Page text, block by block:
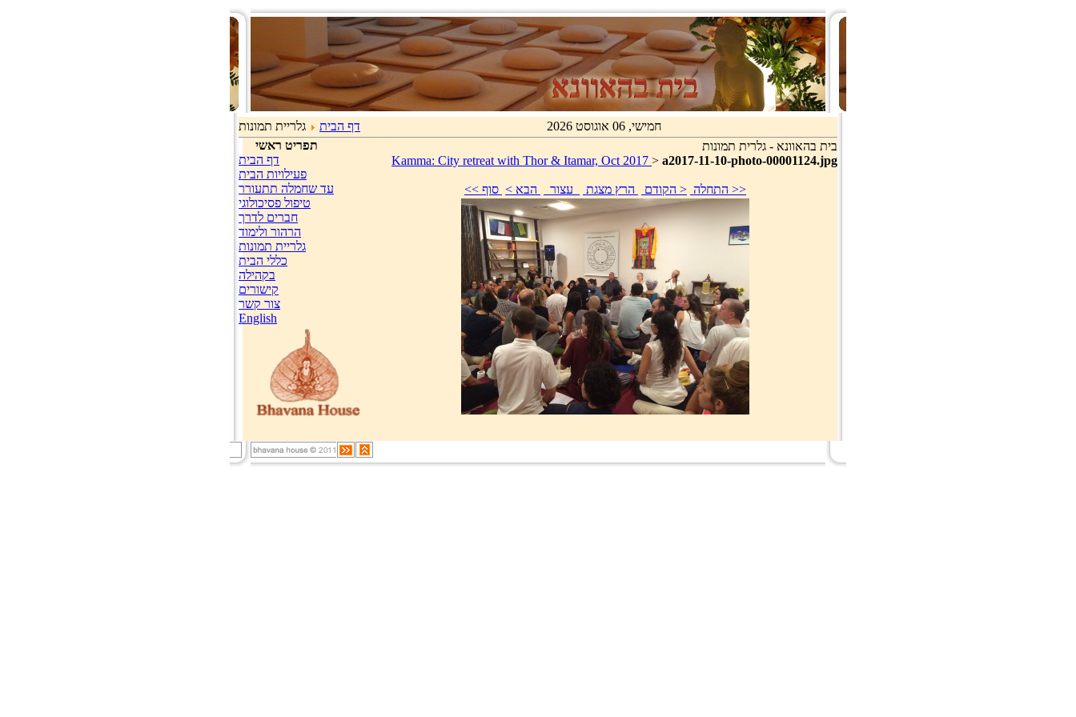
דף הבית גלריית תמונות
חמישי, 06 אוגוסט 2026
תפריט ראשי
דף הבית
פעילויות הבית
עד שחמלה תתעורר
טיפול פסיכולוגי
חברים לדרך
הרהור ולימוד
גלריית תמונות
כללי הבית
בקהילה
קישורים
צור קשר
English
בית בהאוונא - גלרית תמונות
Kamma: City retreat with Thor & Itamar, Oct 2017 > a2017-11-10-photo-00001124.jpg
<< התחלה < הקודם הרץ מצגת עצור הבא > סוף >>